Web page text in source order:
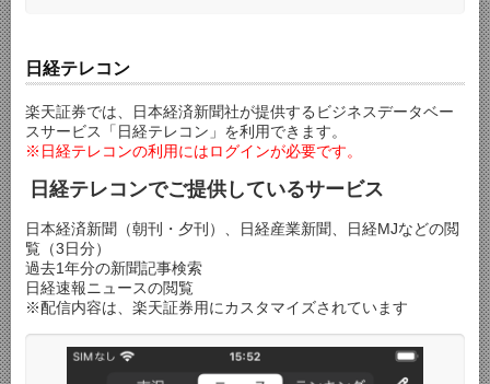
日経テレコン
楽天証券では、日本経済新聞社が提供するビジネスデータベー
スサービス「日経テレコン」を利用できます。
※日経テレコンの利用にはログインが必要です。
日経テレコンでご提供しているサービス
日本経済新聞（朝刊・夕刊）、日経産業新聞、日経MJなどの閲
覧（3日分）
過去1年分の新聞記事検索
日経速報ニュースの閲覧
※配信内容は、楽天証券用にカスタマイズされています